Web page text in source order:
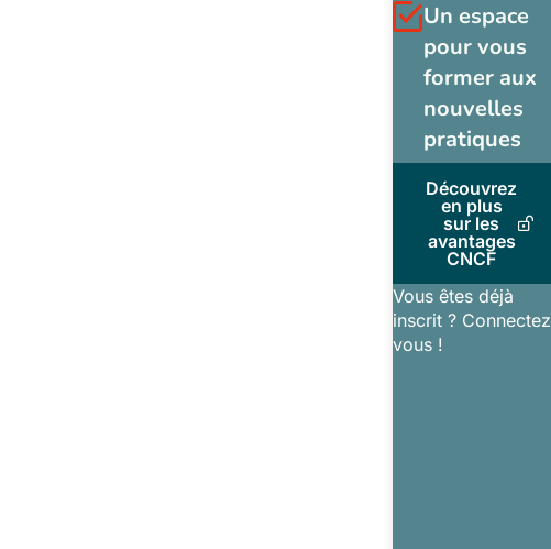
Un espace
pour vous
former aux
nouvelles
pratiques
Découvrez
en plus
sur les
avantages
CNCF
Vous êtes déjà
inscrit ? Connectez
vous !